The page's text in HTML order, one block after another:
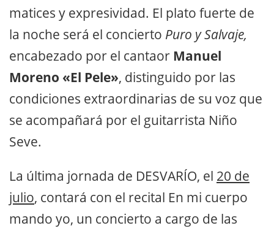
matices y expresividad. El plato fuerte de
la noche será el concierto Puro y Salvaje,
encabezado por el cantaor Manuel
Moreno «El Pele», distinguido por las
condiciones extraordinarias de su voz que
se acompañará por el guitarrista Niño
Seve.
La última jornada de DESVARÍO, el 20 de
julio, contará con el recital En mi cuerpo
mando yo, un concierto a cargo de las